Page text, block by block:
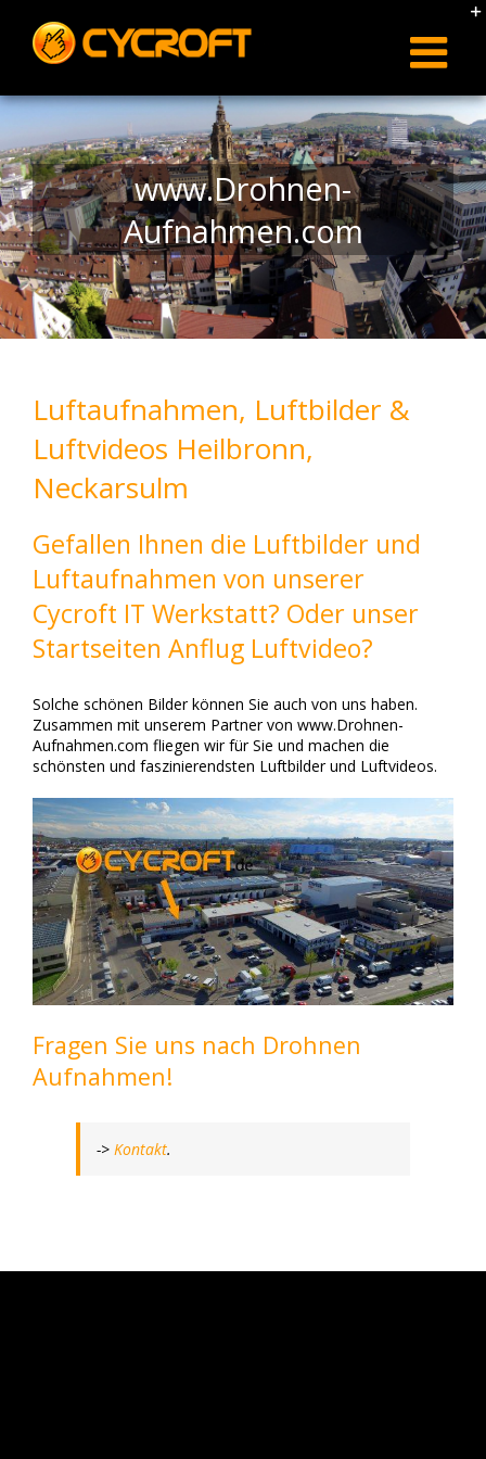
content
www.Drohnen-
Aufnahmen.com
Luftaufnahmen, Luftbilder &
Luftvideos Heilbronn,
Neckarsulm
Gefallen Ihnen die Luftbilder und
Luftaufnahmen von unserer
Cycroft IT Werkstatt? Oder unser
Startseiten Anflug Luftvideo?
Solche schönen Bilder können Sie auch von uns haben.
Zusammen mit unserem Partner von www.Drohnen-
Aufnahmen.com fliegen wir für Sie und machen die
schönsten und faszinierendsten Luftbilder und Luftvideos.
Fragen Sie uns nach Drohnen
Aufnahmen!
-> Kontakt.